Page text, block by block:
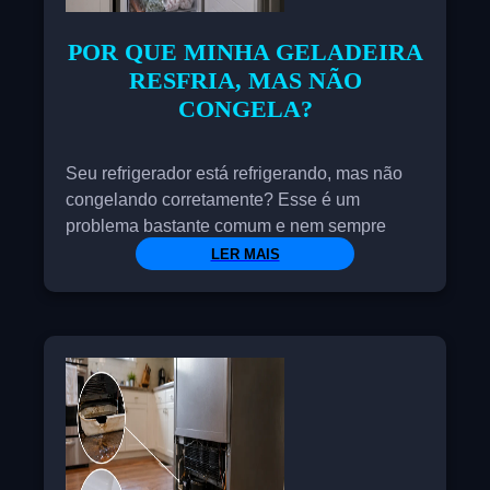
POR QUE MINHA GELADEIRA
RESFRIA, MAS NÃO
CONGELA?
Seu refrigerador está refrigerando, mas não
congelando corretamente? Esse é um
problema bastante comum e nem sempre
significa que o compressor está danificado ou
excessivo de gelo, sujeira no condensador,
sensores defeituosos ou vazamento de fluido
refrigerante.
LER MAIS